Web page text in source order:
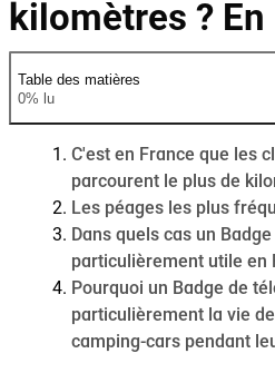
kilomètres ? En
Table des matières
0% lu
C'est en France que les
parcourent le plus de
Les péages les plus
Dans quels cas un
particulièrement utile en
Pourquoi un Badge de
particulièrement la vie
camping-cars pendant